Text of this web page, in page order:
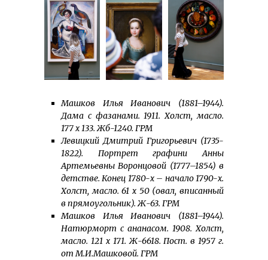
Машков Илья Иванович (1881–1944).
Дама с фазанами. 1911. Холст, масло.
177 x 133. Жб-1240. ГРМ
Левицкий Дмитрий Григорьевич (1735-
1822). Портрет графини Анны
Артемьевны Воронцовой (1777–1854) в
детстве. Конец 1780-х – начало 1790-х.
Холст, масло. 61 х 50 (овал, вписанный
в прямоугольник). Ж-63. ГРМ
Машков Илья Иванович (1881–1944).
Натюрморт с ананасом. 1908. Холст,
масло. 121 x 171. Ж-6618. Пост. в 1957 г.
от М.И.Машковой. ГРМ